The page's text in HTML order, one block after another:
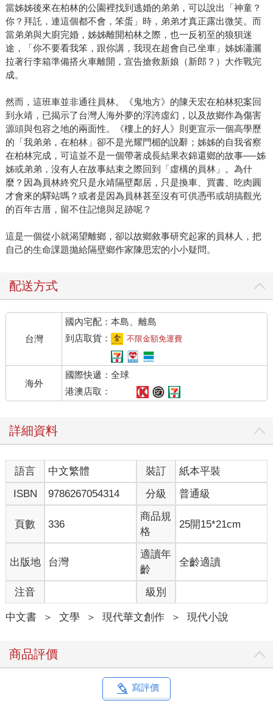
當姊姊後來在柏林的公園裡找到逃婚的弟弟，可以說出「神童？
你？拜託，連這個都不會，笨蛋」時，弟弟才真正露出微笑。而
當弟弟與大廚完婚，姊姊離開柏林之際，也一反初至的狼狽迷
途，「你不要看我笨，跟你講，我現在超會自己坐車」姊姊瀟灑
拉著行李箱準備搭火車離開，宣告搶救新娘（新郎？）大作戰完
成。
然而，這班車並非通往員林。《鬼地方》的陳天宏在柏林犯案回
到永靖，已揭示了台灣人海外夢的浮誇虛幻，以及故鄉作為傷害
源頭與包容之地的兩面性。《樓上的好人》則更宣示一個高學歷
的「我弟弟，在柏林」卻不是光耀門楣的說辭；姊姊的自我省察
在柏林完成，可這並不是一個帶著成長結果衣錦還鄉的故事──姊
姊或弟弟，沒有人在故事結束之際回到「虛構的員林」。為什
麼？因為員林終究只是永靖隔壁鄰居，只是換車、買書、吃肉圓
才會來的驛站嗎？或者是因為員林甚至沒有可供憑弔或胡搞觀光
的百年古厝，留不住記憶與足跡呢？
這是一個從小就渴望離鄉，卻以故鄉敘事研究起家的員林人，把
自己的生命課題拋給隔壁鄉作家陳思宏的小小疑問。
配送方式
台灣
國內宅配：本島、離島
到店取貨：
不限金額免運費
海外
國際快遞：全球
港澳店取：
詳細資料
語言 中文繁體 裝訂
紙本平裝
ISBN
9786267054314 分級 普通級
頁數 336
商品規
格
25開15*21cm
出版地 台灣
適讀年
齡
全齡適讀
注音 級別
中文書 ＞ 文學 ＞ 現代華文創作 ＞ 現代小說
商品評價
寫評價